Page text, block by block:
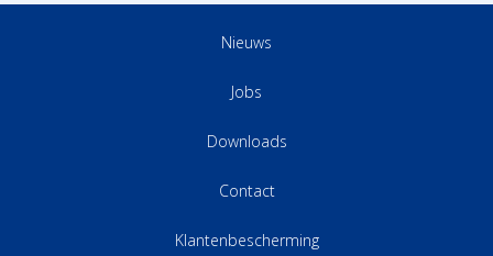
Nieuws
Jobs
Downloads
Contact
Klantenbescherming